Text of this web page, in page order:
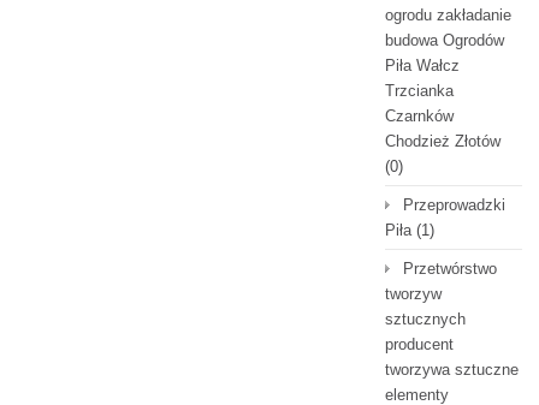
ogrodu zakładanie
budowa Ogrodów
Piła Wałcz
Trzcianka
Czarnków
Chodzież Złotów
(0)
Przeprowadzki
Piła(1)
Przetwórstwo
tworzyw
sztucznych
producent
tworzywa sztuczne
elementy